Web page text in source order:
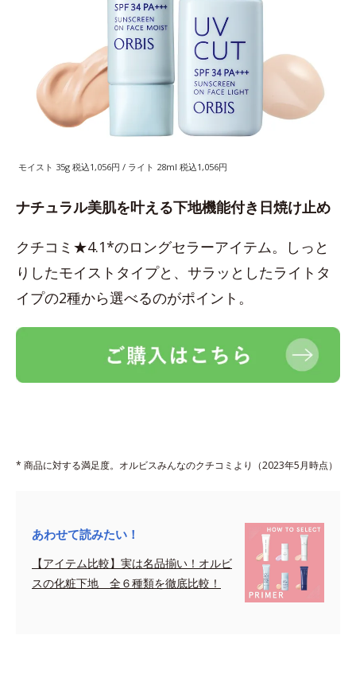
モイスト 35g 税込1,056円 / ライト 28ml 税込1,056円
ナチュラル美肌を叶える下地機能付き日焼け止め
クチコミ★4.1*のロングセラーアイテム。しっと
りしたモイストタイプと、サラッとしたライトタ
イプの2種から選べるのがポイント。
* 商品に対する満足度。オルビスみんなのクチコミより（2023年5月時点）
あわせて読みたい！
【アイテム比較】実は名品揃い！オルビ
スの化粧下地 全６種類を徹底比較！